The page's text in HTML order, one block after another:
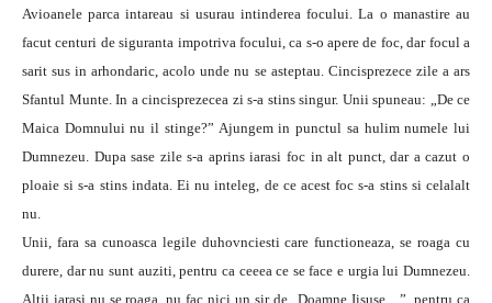
Avioanele parca intareau si usurau intinderea focului. La o manastire au
facut centuri de siguranta impotriva focului, ca s-o apere de foc, dar focul a
sarit sus in arhondaric, acolo unde nu se asteptau. Cincisprezece zile a ars
Sfantul Munte. In a cincisprezecea zi s-a stins singur. Unii spuneau: „De ce
Maica Domnului nu il stinge?” Ajungem in punctul sa hulim numele lui
Dumnezeu. Dupa sase zile s-a aprins iarasi foc in alt punct, dar a cazut o
ploaie si s-a stins indata. Ei nu inteleg, de ce acest foc s-a stins si celalalt
nu.
Unii, fara sa cunoasca legile duhovnciesti care functioneaza, se roaga cu
durere, dar nu sunt auziti, pentru ca ceeea ce se face e urgia lui Dumnezeu.
Altii iarasi nu se roaga, nu fac nici un sir de „Doamne Iisuse…”, pentru ca